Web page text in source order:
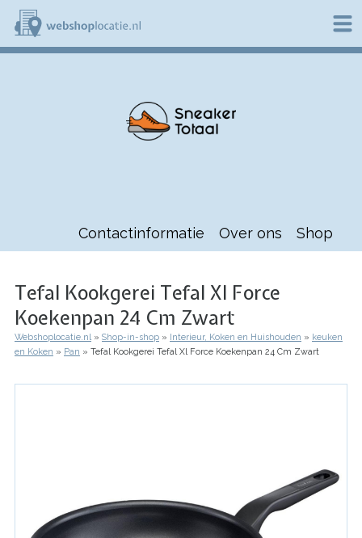
Overslaan
naar
de
Contactinformatie Over ons Shop
Tefal Kookgerei Tefal Xl Force
Koekenpan 24 Cm Zwart
Kruimelpad
Webshoplocatie.nl Shop-in-shop Interieur, Koken en Huishouden
keuken
en Koken
Pan Tefal Kookgerei Tefal Xl Force Koekenpan 24 Cm Zwart